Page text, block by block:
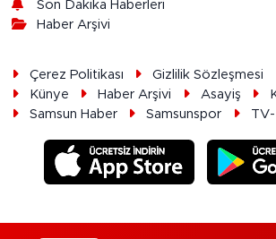
Son Dakika Haberleri
Haber Arşivi
Çerez Politikası Gizlilik Sözleşmesi
Künye
Haber Arşivi Asayiş
Samsun Haber
Samsunspor